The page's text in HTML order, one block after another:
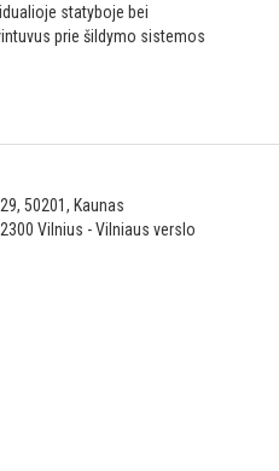
statyboje bei
prie šildymo sistemos
50201, Kaunas
Vilnius - Vilniaus verslo